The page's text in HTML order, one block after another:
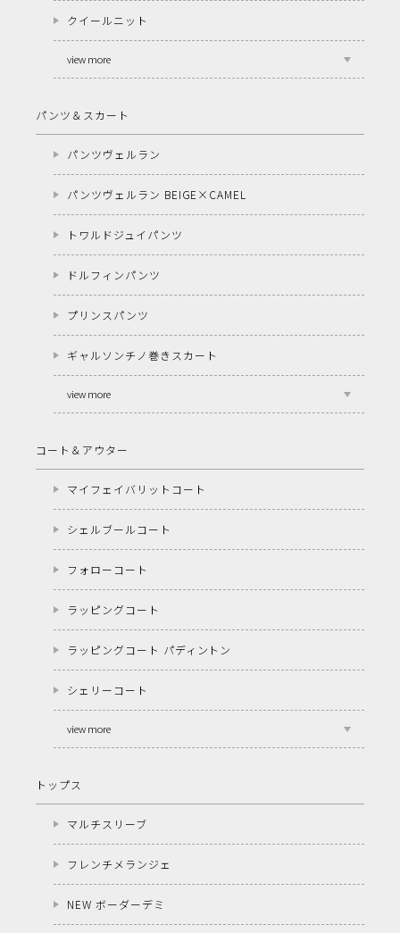
クイールニット
view more
パンツ＆スカート
パンツヴェルラン
パンツヴェルラン BEIGE×CAMEL
トワルドジュイパンツ
ドルフィンパンツ
プリンスパンツ
ギャルソンチノ巻きスカート
view more
コート＆アウター
マイフェイバリットコート
シェルブールコート
フォローコート
ラッピングコート
ラッピングコート パディントン
シェリーコート
view more
トップス
マルチスリーブ
フレンチメランジェ
NEW ボーダーデミ